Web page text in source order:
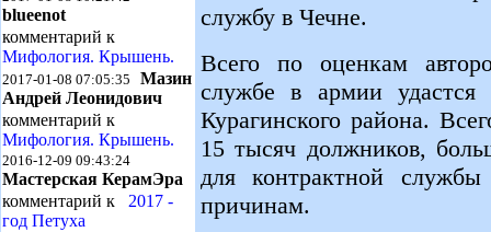
blueenot
комментарий к
Мифология. Крышень.
2017-01-08 07:05:35 Мазин
Андрей Леонидович
комментарий к
Мифология. Крышень.
2016-12-09 09:43:24
Мастерская КерамЭра
комментарий к 2017 -
год Петуха
службу в Чечне.
Всего по оценкам
службе в армии удастся
Курагинского района.
15 тысяч должников,
для контрактной
причинам.